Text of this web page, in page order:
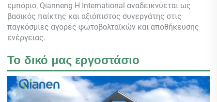
εμπόριο, Qianneng Η International αναδεικνύεται ως
βασικός παίκτης και αξιόπιστος συνεργάτης στις
παγκόσμιες αγορές φωτοβολταϊκών και αποθήκευσης
ενέργειας.
Το δικό μας εργοστάσιο